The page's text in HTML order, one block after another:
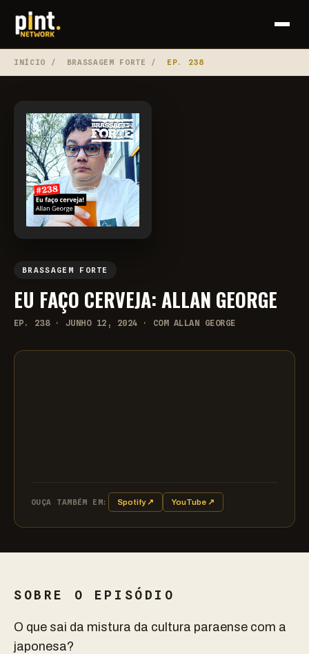
INÍCIO / BRASSAGEM FORTE / EP. 238
BRASSAGEM FORTE
EU FAÇO CERVEJA: ALLAN GEORGE
EP. 238 · JUNHO 12, 2024 · COM ALLAN GEORGE
OUÇA TAMBÉM EM: Spotify ↗ YouTube ↗
SOBRE O EPISÓDIO
O que sai da mistura da cultura paraense com a
japonesa?